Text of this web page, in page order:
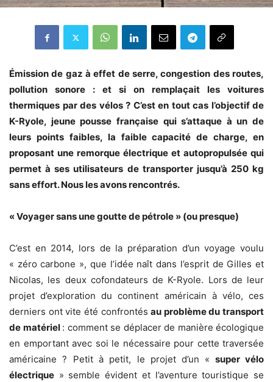
Émission de gaz à effet de serre, congestion des routes,
pollution sonore : et si on remplaçait les voitures
thermiques par des vélos ? C’est en tout cas l’objectif de
K-Ryole, jeune pousse française qui s’attaque à un de
leurs points faibles, la faible capacité de charge, en
proposant une remorque électrique et autopropulsée qui
permet à ses utilisateurs de transporter jusqu’à 250 kg
sans effort. Nous les avons rencontrés.
« Voyager sans une goutte de pétrole » (ou presque)
C’est en 2014, lors de la préparation d’un voyage voulu
« zéro carbone », que l’idée naît dans l’esprit de Gilles et
Nicolas, les deux cofondateurs de K-Ryole. Lors de leur
projet d’exploration du continent américain à vélo, ces
derniers ont vite été confrontésau problème du transport
de matériel : comment se déplacer de manière écologique
en emportant avec soi le nécessaire pour cette traversée
américaine ? Petit à petit, le projet d’un « super vélo
électrique » semble évident et l’aventure touristique se